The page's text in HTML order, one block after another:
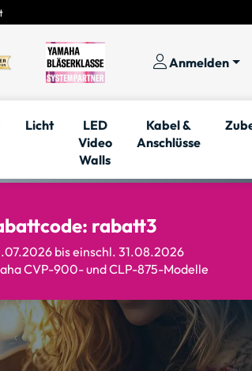
Anmelden
Licht
LED
Video
Walls
Kabel &
Anschlüsse
rabatt3
bis einschl. 31.08.2026
CVP-900- und CLP-875-Modelle